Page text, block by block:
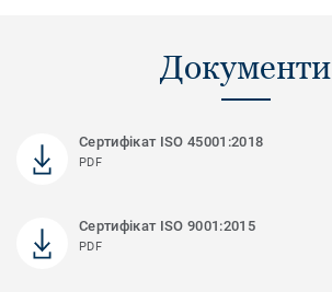
Документи
Сертифікат ISO 45001:2018
PDF
Сертифікат ISO 9001:2015
PDF